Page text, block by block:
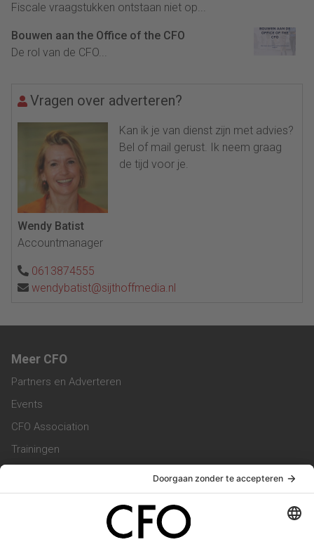
Fiscale vraagstukken ontstaan niet op...
Bouwen aan the Office of the CFO
De rol van de CFO...
Vragen over adverteren?
Kan ik je van dienst zijn met advies?
Bel of mail gerust. Ik neem graag
de tijd voor je.
Wendy Batist
Accountmanager
0613874555
wendybatist@sijthoffmedia.nl
Meer CFO
Partners en Adverteren
Events
CFO Association
Trainingen
Vacatures
Service & Contact